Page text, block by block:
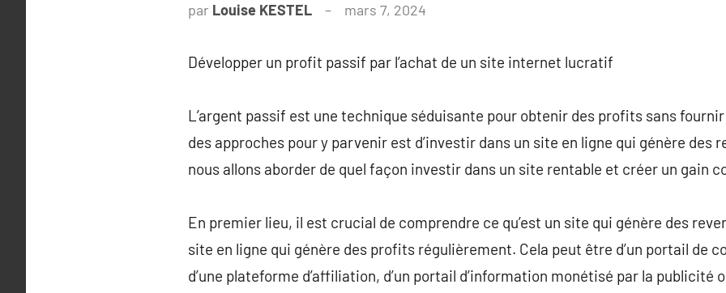
par Louise KESTEL mars 7, 2024
Développer un profit passif par l’achat de un site internet lucratif
L’argent passif est une technique séduisante pour obtenir des profits sans
des approches pour y parvenir est d’investir dans un site en ligne qui génère des
nous allons aborder de quel façon investir dans un site rentable et créer un gain
En premier lieu, il est crucial de comprendre ce qu’est un site qui génère des
site en ligne qui génère des profits régulièrement. Cela peut être d’un portail de
d’une plateforme d’affiliation, d’un portail d’information monétisé par la publicité